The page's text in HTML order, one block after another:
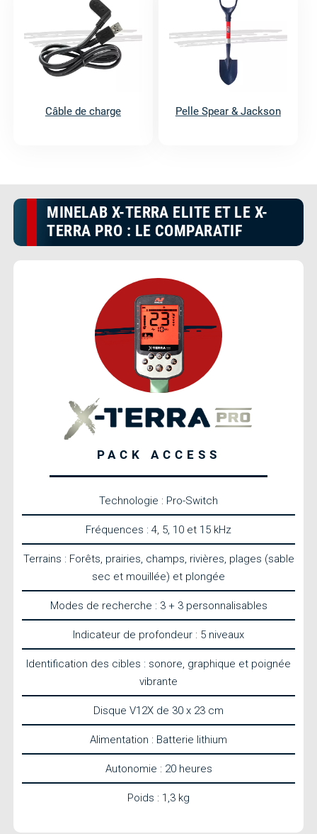
Câble de charge Pelle Spear & Jackson
MINELAB X-TERRA ELITE ET LE X-
TERRA PRO : LE COMPARATIF
PACK ACCESS
Technologie : Pro-Switch
Fréquences : 4, 5, 10 et 15 kHz
Terrains : Forêts, prairies, champs, rivières, plages (sable
sec et mouillée) et plongée
Modes de recherche : 3 + 3 personnalisables
Indicateur de profondeur : 5 niveaux
Identification des cibles : sonore, graphique et poignée
vibrante
Disque V12X de 30 x 23 cm
Alimentation : Batterie lithium
Autonomie : 20 heures
Poids : 1,3 kg